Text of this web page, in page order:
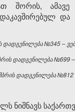
შორის,
დაკავშირებულ
დადგენილება №345 –
დადგენილება №699
დადგენილება №812
ნიშნავს